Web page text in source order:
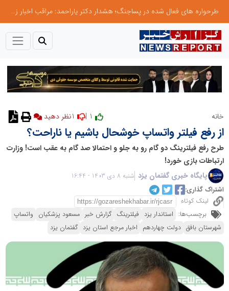
طرحواره های فعال شده در پساجنگ؛ هشدار دکتر یاراحمد: مراقب اخبار زرد و واکنش های هیجانی باشید
خانه نظر دهید
از رفع فیلتر واتساپ خوشحال باشیم یا ناراحت؟
طرح رفع فیلترینگ دو گام رو به جلو و احتمالا صد گام به عقب است! وزارت
ارتباطات بازی خورد!
پایگاه خبری گفتمان یزد شنبه 8 دی 1403 - 16:44
اشتراک گذاری:
لینک کوتاه
برچسب‌ها: استاندار یزد فیلترینگ گزارش خبر مسعود پزشکیان واتساپ
شهرستان بافق دولت چهاردهم اخبار مرجع استان یزد گفتمان یزد